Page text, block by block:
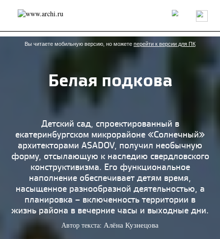
Россия Мир Технологии Интерьер Пресса
Архитекторы
Проекты
Конкурсы События Книги Вакансии
Анонсы конкурсов
Блог
Исследование
Объект
Результаты конкурса
Иностранцы в России
Интерьер
Книги
Наследие Образование
Урбанистика
Эко
Вы читаете мобильную версию, но можете перейти к версии для ПК
Белая подкова
Детский сад, спроектированный в
екатеринбургском микрорайоне «Солнечный»
архитекторами ASADOV, получил необычную
форму, отсылающую к наследию свердловского
конструктивизма. Его функциональное
наполнение обеспечивает детям время,
насыщенное разнообразной деятельностью, а
планировка – включенность территории в
жизнь района в вечерние часы и выходные дни.
Автор текста: Алёна Кузнецова